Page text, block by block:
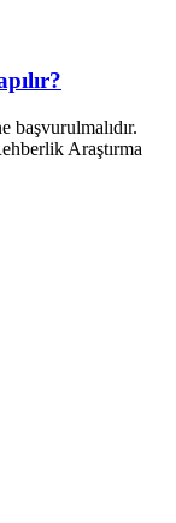
başvurulmalıdır.
Araştırma